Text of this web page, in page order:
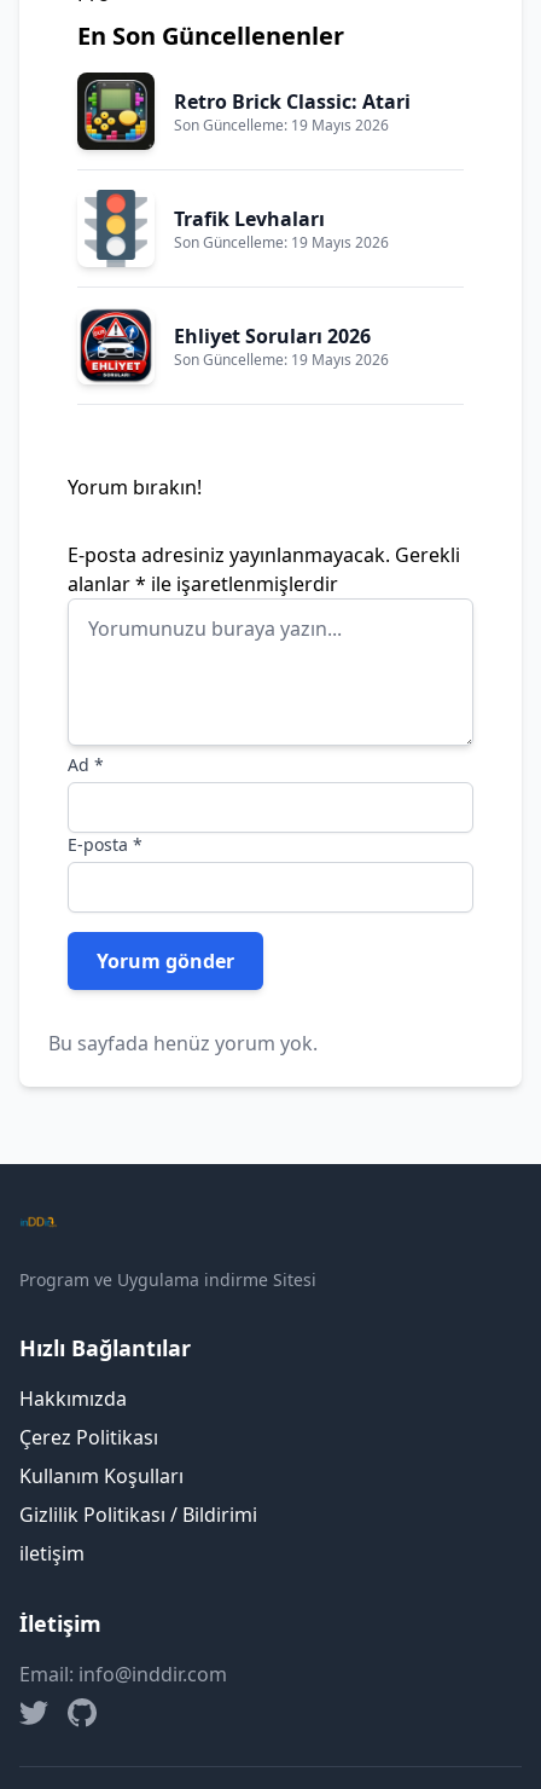
En Son Güncellenenler
Retro Brick Classic: Atari
Son Güncelleme: 19 Mayıs 2026
Trafik Levhaları
Son Güncelleme: 19 Mayıs 2026
Ehliyet Soruları 2026
Son Güncelleme: 19 Mayıs 2026
Yorum bırakın!
E-posta adresiniz yayınlanmayacak. Gerekli
alanlar* ile işaretlenmişlerdir
Ad *
E-posta *
Bu sayfada henüz yorum yok.
Program ve Uygulama indirme Sitesi
Hızlı Bağlantılar
Hakkımızda
Çerez Politikası
Kullanım Koşulları
Gizlilik Politikası / Bildirimi
iletişim
İletişim
Email: info@inddir.com